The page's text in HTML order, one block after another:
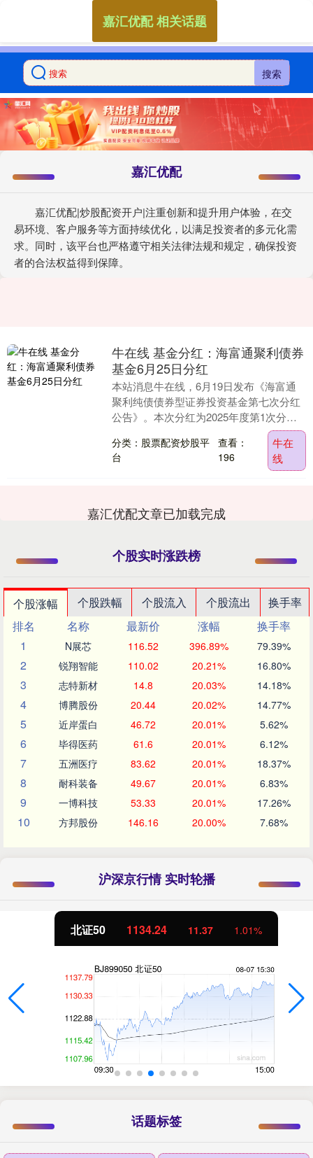
搜索
嘉汇优配
嘉汇优配|炒股配资开户|注重创新和提升用户体验，在交
易环境、客户服务等方面持续优化，以满足投资者的多元化需
求。同时，该平台也严格遵守相关法律法规和规定，确保投资
者的合法权益得到保障。
嘉汇优配 相关话题
牛在线 基金分红：海富通聚利债券
基金6月25日分红
本站消息牛在线，6月19日发布《海富通
聚利纯债债券型证券投资基金第七次分红
公告》。本次分红为2025年度第1次分
红。公告显示，本次分红的收益分配基准
日为6月6日....
分类：股票配资炒股平
台
查看：
196
牛在
线
嘉汇优配文章已加载完成
个股实时涨跌榜
个股涨幅 个股跌幅 个股流入 个股流出
换手率
排名
名称 最新价 涨幅
换手率
1
N展芯 116.52 396.89% 79.39%
2 锐翔智能 110.02 20.21% 16.80%
3 志特新材 14.8 20.03% 14.18%
4 博腾股份 20.44 20.02% 14.77%
5 近岸蛋白 46.72 20.01% 5.62%
6 毕得医药 61.6 20.01% 6.12%
7 五洲医疗 83.62 20.01% 18.37%
8 耐科装备 49.67 20.01% 6.83%
9 一博科技 53.33 20.01% 17.26%
10 方邦股份 146.16 20.00% 7.68%
沪深京行情 实时轮播
北证50 1134.24 11.37 1.01%
话题标签